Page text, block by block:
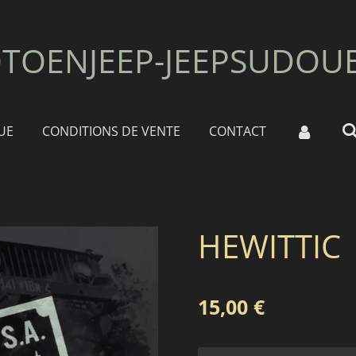
CONDITIONS DE VENTE CONTACT
HEWITTIC
15,00 €